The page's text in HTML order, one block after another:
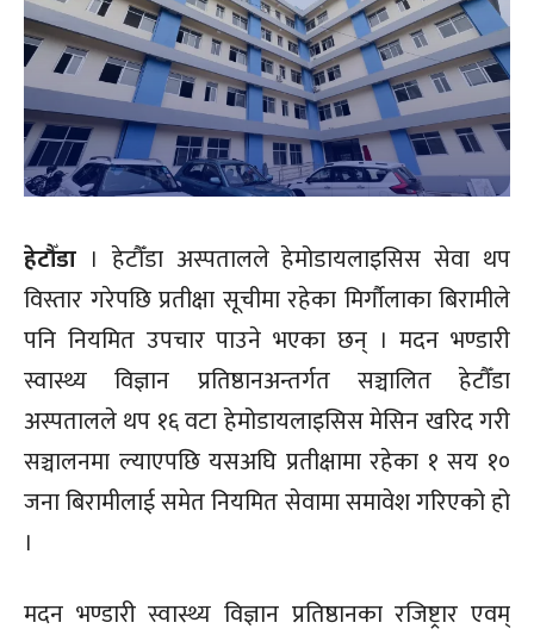
हेटौँडा । हेटौँडा अस्पतालले हेमोडायलाइसिस सेवा थप
विस्तार गरेपछि प्रतीक्षा सूचीमा रहेका मिर्गौलाका बिरामीले
पनि नियमित उपचार पाउने भएका छन् । मदन भण्डारी
स्वास्थ्य विज्ञान प्रतिष्ठानअन्तर्गत सञ्चालित हेटौँडा
अस्पतालले थप १६ वटा हेमोडायलाइसिस मेसिन खरिद गरी
सञ्चालनमा ल्याएपछि यसअघि प्रतीक्षामा रहेका १ सय १०
जना बिरामीलाई समेत नियमित सेवामा समावेश गरिएको हो
।
मदन भण्डारी स्वास्थ्य विज्ञान प्रतिष्ठानका रजिष्ट्रार एवम्